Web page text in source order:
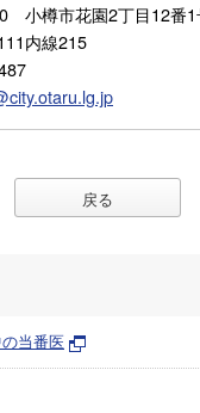
小樽市花園2丁目12番
内線215
戻る
当番医